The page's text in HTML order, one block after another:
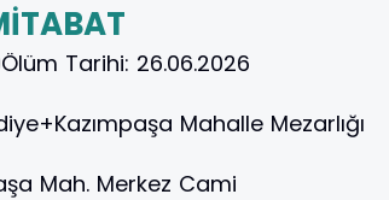
Ölüm Tarihi: 26.06.2026
Mahalle Mezarlığı
Mah. Merkez Cami